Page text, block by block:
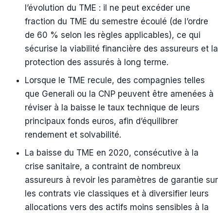
l’évolution du TME : il ne peut excéder une
fraction du TME du semestre écoulé (de l’ordre
de 60 % selon les règles applicables), ce qui
sécurise la viabilité financière des assureurs et la
protection des assurés à long terme.
Lorsque le TME recule, des compagnies telles
que Generali ou la CNP peuvent être amenées à
réviser à la baisse le taux technique de leurs
principaux fonds euros, afin d’équilibrer
rendement et solvabilité.
La baisse du TME en 2020, consécutive à la
crise sanitaire, a contraint de nombreux
assureurs à revoir les paramètres de garantie sur
les contrats vie classiques et à diversifier leurs
allocations vers des actifs moins sensibles à la